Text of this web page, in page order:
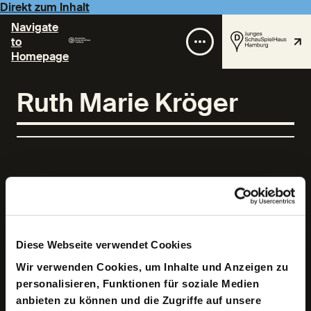
Diese Webseite verwendet Cookies
Wir verwenden Cookies, um Inhalte und Anzeigen zu
personalisieren, Funktionen für soziale Medien
anbieten zu können und die Zugriffe auf unsere
Direkt zum Inhalt
Navigate
to
Homepage
Ruth Marie Kröger
Hochschule für Musik und Theater Hannover.
Kammerspiele Magdeburg und Schauspiel Frankfurt
(2001-2009). Dort arbeitete sie u.a. mit Sebastian
Baumgarten, Jorinde Dröse, Roger Vontobel, Anselm
Weber, Florian Fiedler und Armin Petras. Karin Beier